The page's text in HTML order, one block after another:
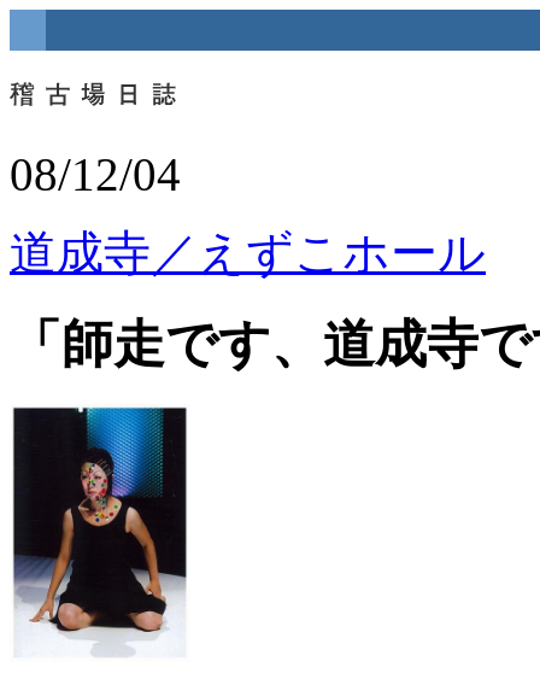
08/12/04
道成寺／えずこホール
「師走です、道成寺